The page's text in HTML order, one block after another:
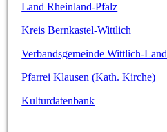
Land Rheinland-Pfalz
Kreis Bernkastel-Wittlich
Verbandsgemeinde Wittlich-Land
Pfarrei Klausen (Kath. Kirche)
Kulturdatenbank